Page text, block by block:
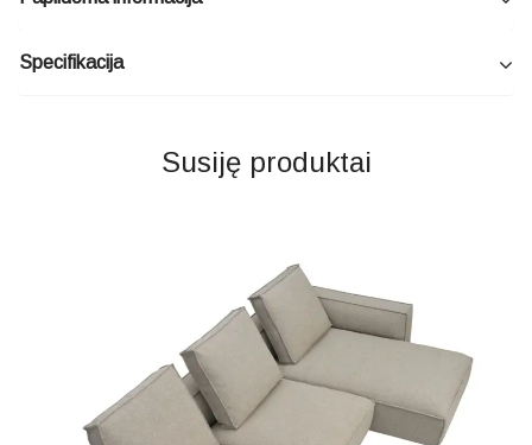
Specifikacija
Susiję produktai